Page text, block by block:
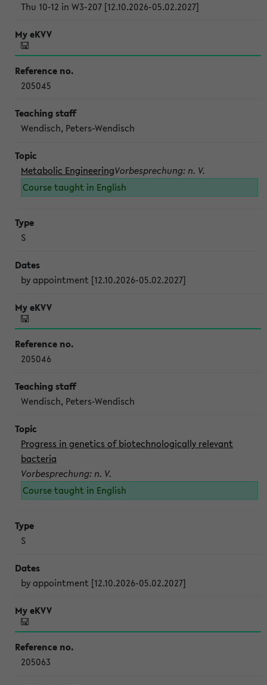
Thu 10-12 in W3-207 [12.10.2026-05.02.2027]
205045
Wendisch, Peters-Wendisch
Metabolic EngineeringVorbesprechung: n. V.
Course taught in English
S
by appointment [12.10.2026-05.02.2027]
205046
Wendisch, Peters-Wendisch
Progress in genetics of biotechnologically relevant
bacteria
Vorbesprechung: n. V.
Course taught in English
S
by appointment [12.10.2026-05.02.2027]
205063